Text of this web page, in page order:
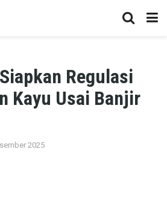
Regulasi
Kayu Usai Banjir
2025